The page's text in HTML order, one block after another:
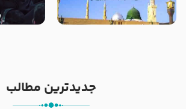
زیارت پیامبر اکرم صلی الله علیه و
آله در روز شنبه با نوای علی فانی
مصداق
سرخی
جدیدترین مطالب